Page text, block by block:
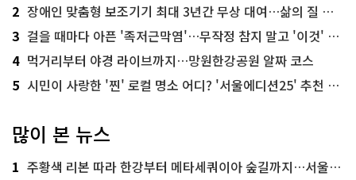
2 장애인 맞춤형 보조기기 최대 3년간 무상 대여…삶의 질 높인다
3 걸을 때마다 아픈 '족저근막염'…무작정 참지 말고 '이것' 해보세요!
4 먹거리부터 야경 라이브까지…망원한강공원 알짜 코스
5 시민이 사랑한 '찐' 로컬 명소 어디? '서울에디션25' 추천 코스
많이 본 뉴스
1 주황색 리본 따라 한강부터 메타세쿼이아 숲길까지…서울둘레길 15코스